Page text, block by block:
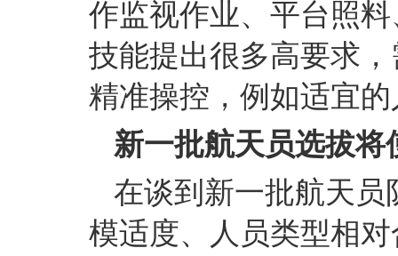
作监视作业、平台照
技能提出很多高要求
精准操控，例如适宜
新一批航天员选拔
在谈到新一批航天
模适度、人员类型相